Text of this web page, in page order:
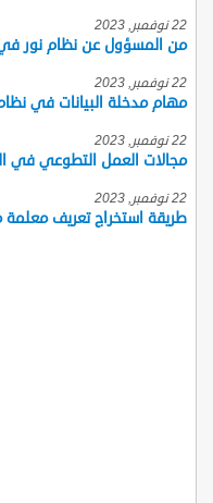
22 نوفمبر, 2023
من المسؤول عن نظام نور
22 نوفمبر, 2023
مهام مدخلة البيانات في
22 نوفمبر, 2023
مجالات العمل التطوعي في
22 نوفمبر, 2023
طريقة استخراج تعريف معلمة